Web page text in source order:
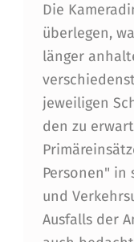
A
K
U
I
E
R
U
N
Die
überlegen,
länger
jeweiligen
den zu
Personen" in
und
Ausfalls der